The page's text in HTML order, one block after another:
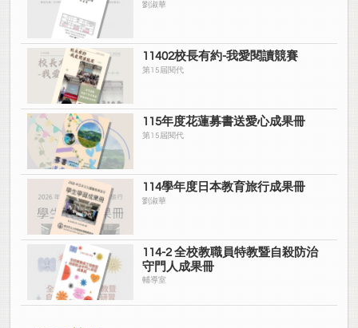
劉淑華
11402校長有約-我愛閱讀競賽
第15屆閱代
115年度花蓮募書送愛心成果冊
第15屆閱代
114學年度日本教育旅行成果冊
劉淑華
114-2 全校教職員特教暨自殺防治
守門人成果冊
輔導室